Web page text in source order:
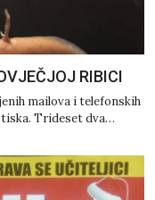
RIBICI
mailova i telefonskih
tiska. Trideset dva…